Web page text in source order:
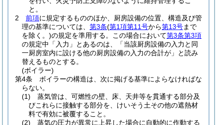
と。
2
前項に規定するもののほか、厨房設備の位置、構造及び管
理の基準については、 第3条(第1項第11号から第13号まで
を除く。)の規定を準用する。 この場合において第3条第3項
の規定中「入力」とあるのは、「当該厨房設備の入力と同
一厨房室内に設ける他の厨房設備の入力の合計が」と読み
替えるものとする。
(ボイラー)
第4条
ボイラーの構造は、次に掲げる基準によらなければな
らない。
(1)
蒸気管は、可燃性の壁、床、天井等を貫通する部分及
びこれらに接触する部分を、けいそう土その他の遮熱材
料で有効に被覆すること。
(2)
蒸気の圧力が異常に上昇した場合に自動的に作動する